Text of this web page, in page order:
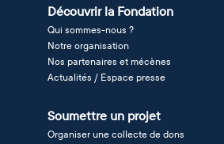
Découvrir la Fondation
Qui sommes-nous ?
Notre organisation
Nos partenaires et mécènes
Actualités / Espace presse
Soumettre un projet
Organiser une collecte de dons